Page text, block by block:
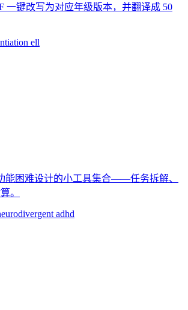
一键改写为对应年级版本，并翻译成 50
ell
能困难设计的小工具集合——任务拆解、
。
adhd